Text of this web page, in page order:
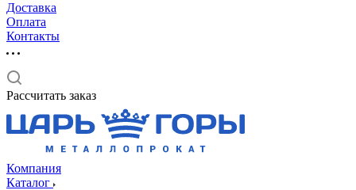
Доставка
Оплата
Контакты
Рассчитать заказ
Компания
Каталог